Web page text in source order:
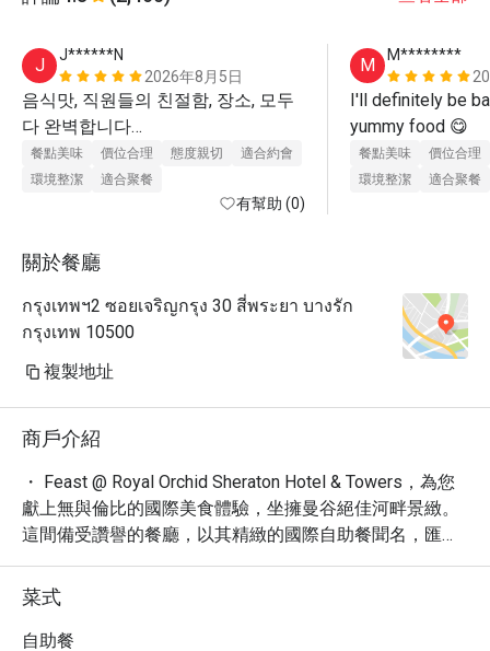
J
J******N
2026年8月5日
음식맛, 직원들의 친절함, 장소, 모두
다 완벽합니다
완전히 추천할 곳이고 다시 방문하고
餐點美味 價位合理 態度親切
適合約會
環境整潔
適合聚餐
有幫助 (0)
M
M********
I'll definitely be
餐點美味
價位合理
環境整潔
適合聚餐
關於餐廳
กรุงเทพฯ2 ซอยเจริญกรุง 30 สี่พระยา บางรัก
กรุงเทพ 10500
複製地址
商戶介紹
・ Feast @ Royal Orchid Sheraton Hotel & Towers，為您
獻上無與倫比的國際美食體驗，坐擁曼谷絕佳河畔景緻。
這間備受讚譽的餐廳，以其精緻的國際自助餐聞名，匯集
了來自世界各地的頂級食材與創新料理。您可以在優雅且
充滿活力的環境中，盡情品嚐現切頂級海鮮、精選燒烤、
道地泰國風味以及誘人的甜點。
・ Feast 不僅是味蕾的饗宴，更是您規劃完美活動的理想
菜式
自助餐